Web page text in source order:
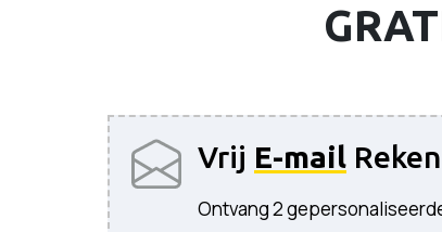
Vrij E-mail
Ontvang 2